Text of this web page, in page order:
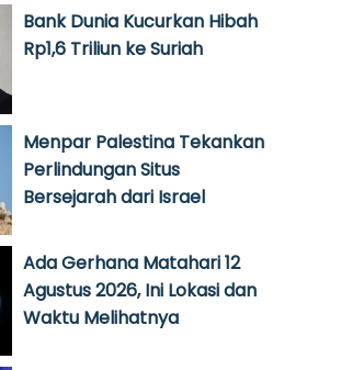
Bank Dunia Kucurkan Hibah
Rp1,6 Triliun ke Suriah
Menpar Palestina Tekankan
Perlindungan Situs
Bersejarah dari Israel
Ada Gerhana Matahari 12
Agustus 2026, Ini Lokasi dan
Waktu Melihatnya